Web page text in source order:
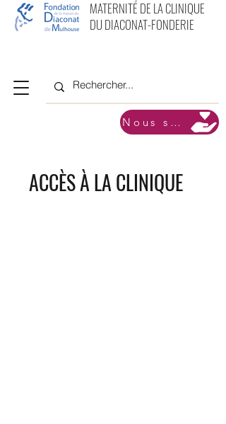
MATERNITÉ DE LA CLINIQUE
DU DIACONAT-FONDERIE
Nous soutenir
ACCÈS À LA CLINIQUE